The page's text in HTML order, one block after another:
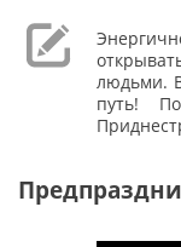
людьми.
путь!